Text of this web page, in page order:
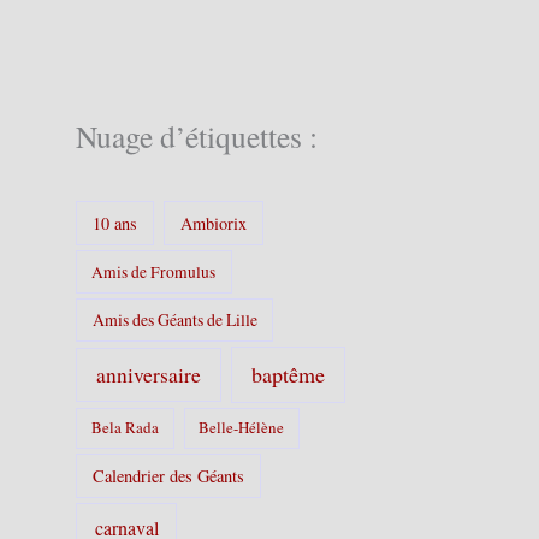
Nuage d’étiquettes :
10 ans Ambiorix
Amis de Fromulus
Amis des Géants de Lille
anniversaire baptême
Bela Rada Belle-Hélène
Calendrier des Géants
carnaval